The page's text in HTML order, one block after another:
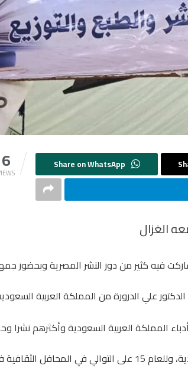
6
الغزال
فيه كثير من دور النشر المصرية وبحضور
المملكة العربية السعودية وأكثرهم نشرا
وهو الأول في الإصدارات الأدبية على مستوى ادباء السعودية، وللعام 15 على التوالي في